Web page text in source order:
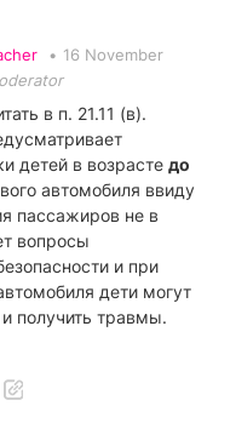
• 16 November
в п. 21.11 (в).
детей в возрасте до
автомобиля ввиду
пассажиров не в
вопросы
и при
дети могут
получить травмы.